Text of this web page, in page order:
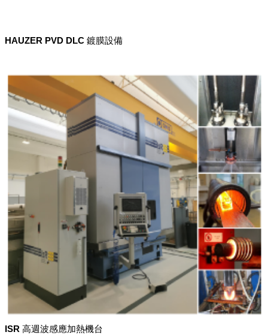
HAUZER PVD DLC 鍍膜設備
ISR 高週波感應加熱機台